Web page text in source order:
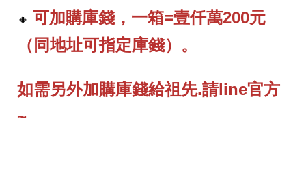
🔸 可加購庫錢，一箱=壹仟萬200元
（同地址可指定庫錢）。
如需另外加購庫錢給祖先.請line官方
~